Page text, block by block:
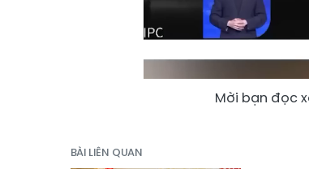
Mời bạn đọc
BÀI LIÊN QUAN